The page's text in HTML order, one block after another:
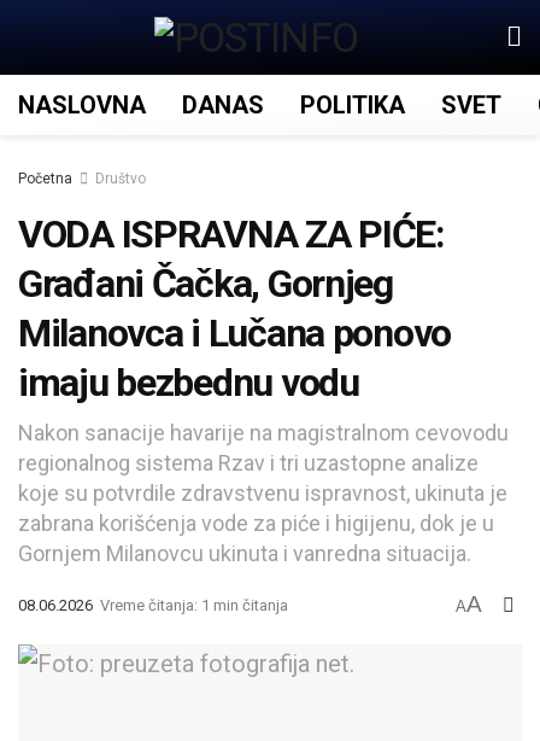
NASLOVNA DANAS POLITIKA SVET
Početna Društvo
VODA ISPRAVNA ZA PIĆE:
Građani Čačka, Gornjeg
Milanovca i Lučana ponovo
imaju bezbednu vodu
Nakon sanacije havarije na magistralnom cevovodu
regionalnog sistema Rzav i tri uzastopne analize
koje su potvrdile zdravstvenu ispravnost, ukinuta je
zabrana korišćenja vode za piće i higijenu, dok je u
Gornjem Milanovcu ukinuta i vanredna situacija.
08.06.2026 Vreme čitanja: 1 min čitanja AA